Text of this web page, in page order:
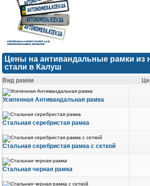
Цены на антивандальные рамки из
стали в Калуш
Вид рамки
Усиленная Антивандальная рамка
Стальная серебристая рамка
Стальная серебристая рамка с сеткой
Стальная черная рамка